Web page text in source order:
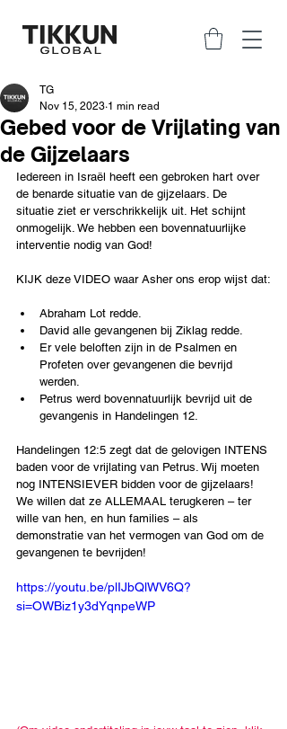
Gebed voor de Vrijlating van
de Gijzelaars
TG
Nov 15, 2023 1 min read
Iedereen in Israël heeft een gebroken hart over
de benarde situatie van de gijzelaars. De
situatie ziet er verschrikkelijk uit. Het schijnt
onmogelijk. We hebben een bovennatuurlijke
interventie nodig van God!
KIJK deze VIDEO waar Asher ons erop wijst dat:
Abraham Lot redde.
David alle gevangenen bij Ziklag redde.
Er vele beloften zijn in de Psalmen en
Profeten over gevangenen die bevrijd
werden.
Petrus werd bovennatuurlijk bevrijd uit de
gevangenis in Handelingen 12.
Handelingen 12:5 zegt dat de gelovigen INTENS
baden voor de vrijlating van Petrus. Wij moeten
nog INTENSIEVER bidden voor de gijzelaars!
We willen dat ze ALLEMAAL terugkeren – ter
wille van hen, en hun families – als
demonstratie van het vermogen van God om de
gevangenen te bevrijden!
https://youtu.be/plIJbQlWV6Q?
si=OWBiz1y3dYqnpeWP